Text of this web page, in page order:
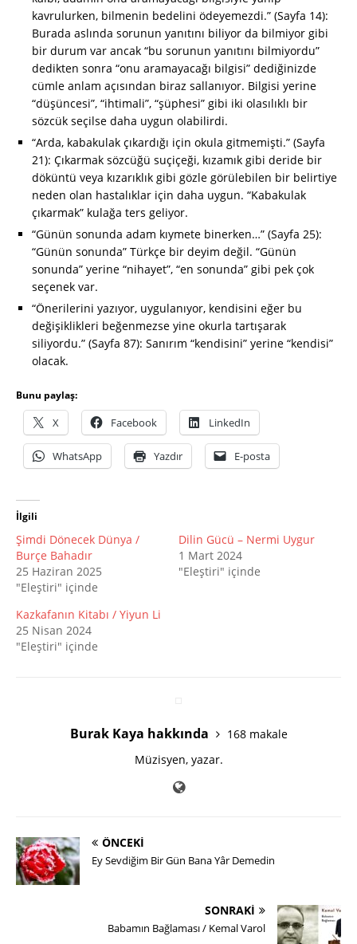
kavrulurken, bilmenin bedelini ödeyemezdi.” (Sayfa 14):
Burada aslında sorunun yanıtını biliyor da bilmiyor gibi
bir durum var ancak “bu sorunun yanıtını bilmiyordu”
dedikten sonra “onu aramayacağı bilgisi” dediğinizde
cümle anlam açısından biraz sallanıyor. Bilgisi yerine
“düşüncesi”, “ihtimali”, “şüphesi” gibi iki olasılıklı bir
sözcük seçilse daha uygun olabilirdi.
“Arda, kabakulak çıkardığı için okula gitmemişti.” (Sayfa
21): Çıkarmak sözcüğü suçiçeği, kızamık gibi deride bir
döküntü veya kızarıklık gibi gözle görülebilen bir belirtiye
neden olan hastalıklar için daha uygun. “Kabakulak
çıkarmak” kulağa ters geliyor.
“Günün sonunda adam kıymete binerken…” (Sayfa 25):
“Günün sonunda” Türkçe bir deyim değil. “Günün
sonunda” yerine “nihayet”, “en sonunda” gibi pek çok
seçenek var.
“Önerilerini yazıyor, uygulanıyor, kendisini eğer bu
değişiklikleri beğenmezse yine okurla tartışarak
siliyordu.” (Sayfa 87): Sanırım “kendisini” yerine “kendisi”
olacak.
Bunu paylaş:
X Facebook LinkedIn
WhatsApp Yazdır E-posta
İlgili
Şimdi Dönecek Dünya /
Burçe Bahadır
25 Haziran 2025
"Eleştiri" içinde
Dilin Gücü – Nermi Uygur
1 Mart 2024
"Eleştiri" içinde
Kazkafanın Kitabı / Yiyun Li
25 Nisan 2024
"Eleştiri" içinde
Burak Kaya hakkında
168 makale
Müzisyen, yazar.
ÖNCEKI
Ey Sevdiğim Bir Gün Bana Yâr Demedin
SONRAKI
Babamın Bağlaması / Kemal Varol